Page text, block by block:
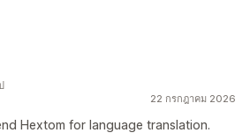
22 กรกฎาคม 2026
Hextom for language translation.